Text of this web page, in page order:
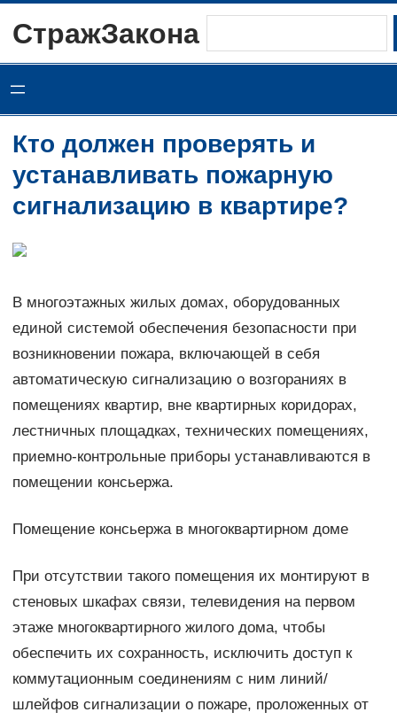
содержимому
СтражЗакона
Кто должен проверять и
устанавливать пожарную
сигнализацию в квартире?
В многоэтажных жилых домах, оборудованных
единой системой обеспечения безопасности при
возникновении пожара, включающей в себя
автоматическую сигнализацию о возгораниях в
помещениях квартир, вне квартирных коридорах,
лестничных площадках, технических помещениях,
приемно-контрольные приборы устанавливаются в
помещении консьержа.
Помещение консьержа в многоквартирном доме
При отсутствии такого помещения их монтируют в
стеновых шкафах связи, телевидения на первом
этаже многоквартирного жилого дома, чтобы
обеспечить их сохранность, исключить доступ к
коммутационным соединениям с ним линий/
шлейфов сигнализации о пожаре, проложенных от